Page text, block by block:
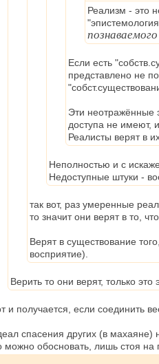
Реализм - это
познаваемого
Если есть
представлено не
Эти неотражённые
доступа не имеют,
Реалисты верят в
Неполностью и с
Недоступные штуки -
так вот, раз умеренные
то значит они верят в то,
Верят в существование
восприятие).
Верить то они верят, только
и получается, если соединить
спасения других (в махаяне)
можно обосновать, лишь стоя